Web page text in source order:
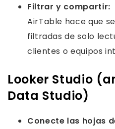
Filtrar y compartir:
AirTable hace que
filtradas de solo
clientes o equipos
Looker Studio
Data Studio)
Conecte las hojas